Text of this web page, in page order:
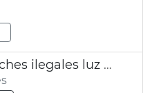
PLV operación enganches ilegales luz Malva-rosa